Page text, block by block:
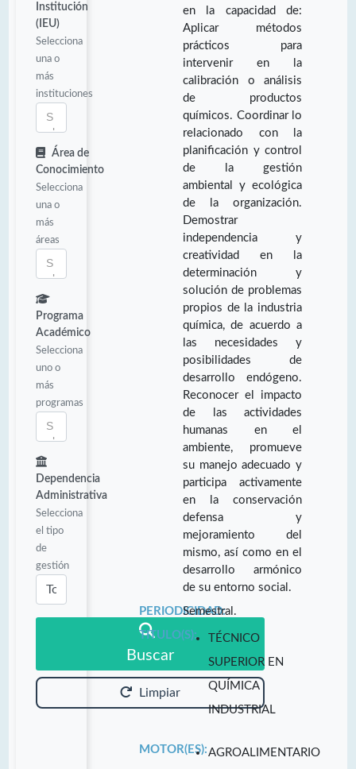
Institución
(IEU)
Selecciona
una o
más
instituciones
Área de
Conocimiento
Selecciona
una o
más
áreas
Programa
Académico
Selecciona
uno o
más
programas
Dependencia
Administrativa
Selecciona
el tipo
de
gestión
Buscar
Limpiar
en la capacidad de:
Aplicar métodos
prácticos para
intervenir en la
calibración o análisis
de productos
químicos. Coordinar lo
relacionado con la
planificación y control
de la gestión
ambiental y ecológica
de la organización.
Demostrar
independencia y
creatividad en la
determinación y
solución de problemas
propios de la industria
química, de acuerdo a
las necesidades y
posibilidades de
desarrollo endógeno.
Reconocer el impacto
de las actividades
humanas en el
ambiente, promueve
su manejo adecuado y
participa activamente
en la conservación
defensa y
mejoramiento del
mismo, así como en el
desarrollo armónico
de su entorno social.
PERIODICIDAD:
Semestral.
TITULO(S):
TÉCNICO
SUPERIOR EN
QUÍMICA
INDUSTRIAL
MOTOR(ES):AGROALIMENTARIO